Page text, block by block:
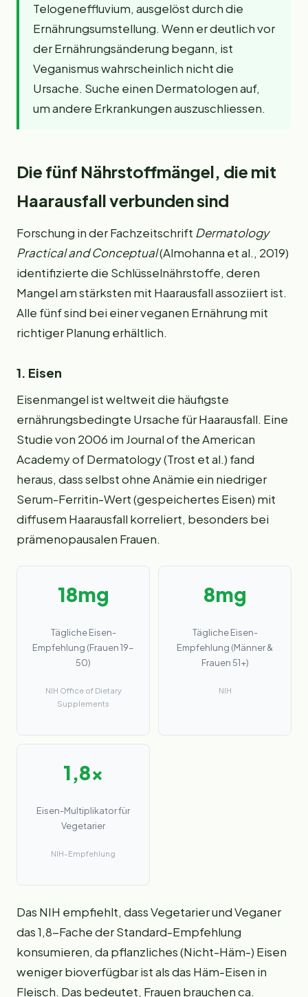
Telogeneffluvium, ausgelöst durch die
Ernährungsumstellung. Wenn er deutlich vor
der Ernährungsänderung begann, ist
Veganismus wahrscheinlich nicht die
Ursache. Suche einen Dermatologen auf,
um andere Erkrankungen auszuschliessen.
Die fünf Nährstoffmängel, die mit
Haarausfall verbunden sind
Forschung in der Fachzeitschrift Dermatology
Practical and Conceptual(Almohanna et al., 2019)
identifizierte die Schlüsselnährstoffe, deren
Mangel am stärksten mit Haarausfall assoziiert ist.
Alle fünf sind bei einer veganen Ernährung mit
richtiger Planung erhältlich.
1. Eisen
Eisenmangel ist weltweit die häufigste
ernährungsbedingte Ursache für Haarausfall. Eine
Studie von 2006 im Journal of the American
Academy of Dermatology (Trost et al.) fand
heraus, dass selbst ohne Anämie ein niedriger
Serum-Ferritin-Wert (gespeichertes Eisen) mit
diffusem Haarausfall korreliert, besonders bei
prämenopausalen Frauen.
18mg
Tägliche Eisen-
Empfehlung (Frauen 19-
50)
NIH Office of Dietary
Supplements
8mg
Tägliche Eisen-
Empfehlung (Männer &
Frauen 51+)
NIH
1,8x
Eisen-Multiplikator für
Vegetarier
NIH-Empfehlung
Das NIH empfiehlt, dass Vegetarier und Veganer
das 1,8-Fache der Standard-Empfehlung
konsumieren, da pflanzliches (Nicht-Häm-) Eisen
weniger bioverfügbar ist als das Häm-Eisen in
Fleisch. Das bedeutet, Frauen brauchen ca.